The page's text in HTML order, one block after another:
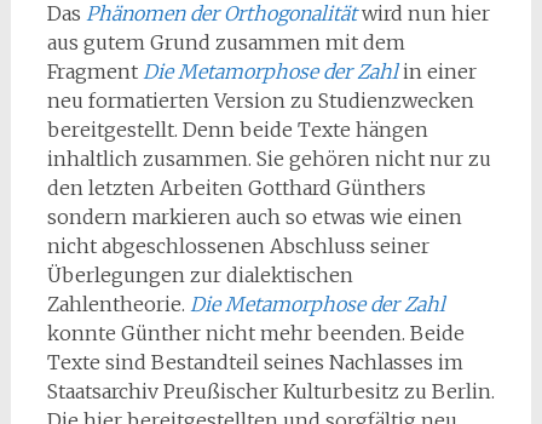
Das Phänomen der Orthogonalitätwird nun hier
aus gutem Grund zusammen mit dem
Fragment Die Metamorphose der Zahlin einer
neu formatierten Version zu Studienzwecken
bereitgestellt. Denn beide Texte hängen
inhaltlich zusammen. Sie gehören nicht nur zu
den letzten Arbeiten Gotthard Günthers
sondern markieren auch so etwas wie einen
nicht abgeschlossenen Abschluss seiner
Überlegungen zur dialektischen
Zahlentheorie. Die Metamorphose der Zahl
konnte Günther nicht mehr beenden. Beide
Texte sind Bestandteil seines Nachlasses im
Staatsarchiv Preußischer Kulturbesitz zu Berlin.